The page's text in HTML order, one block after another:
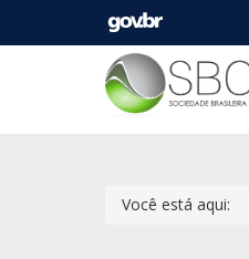
Você está aqui: